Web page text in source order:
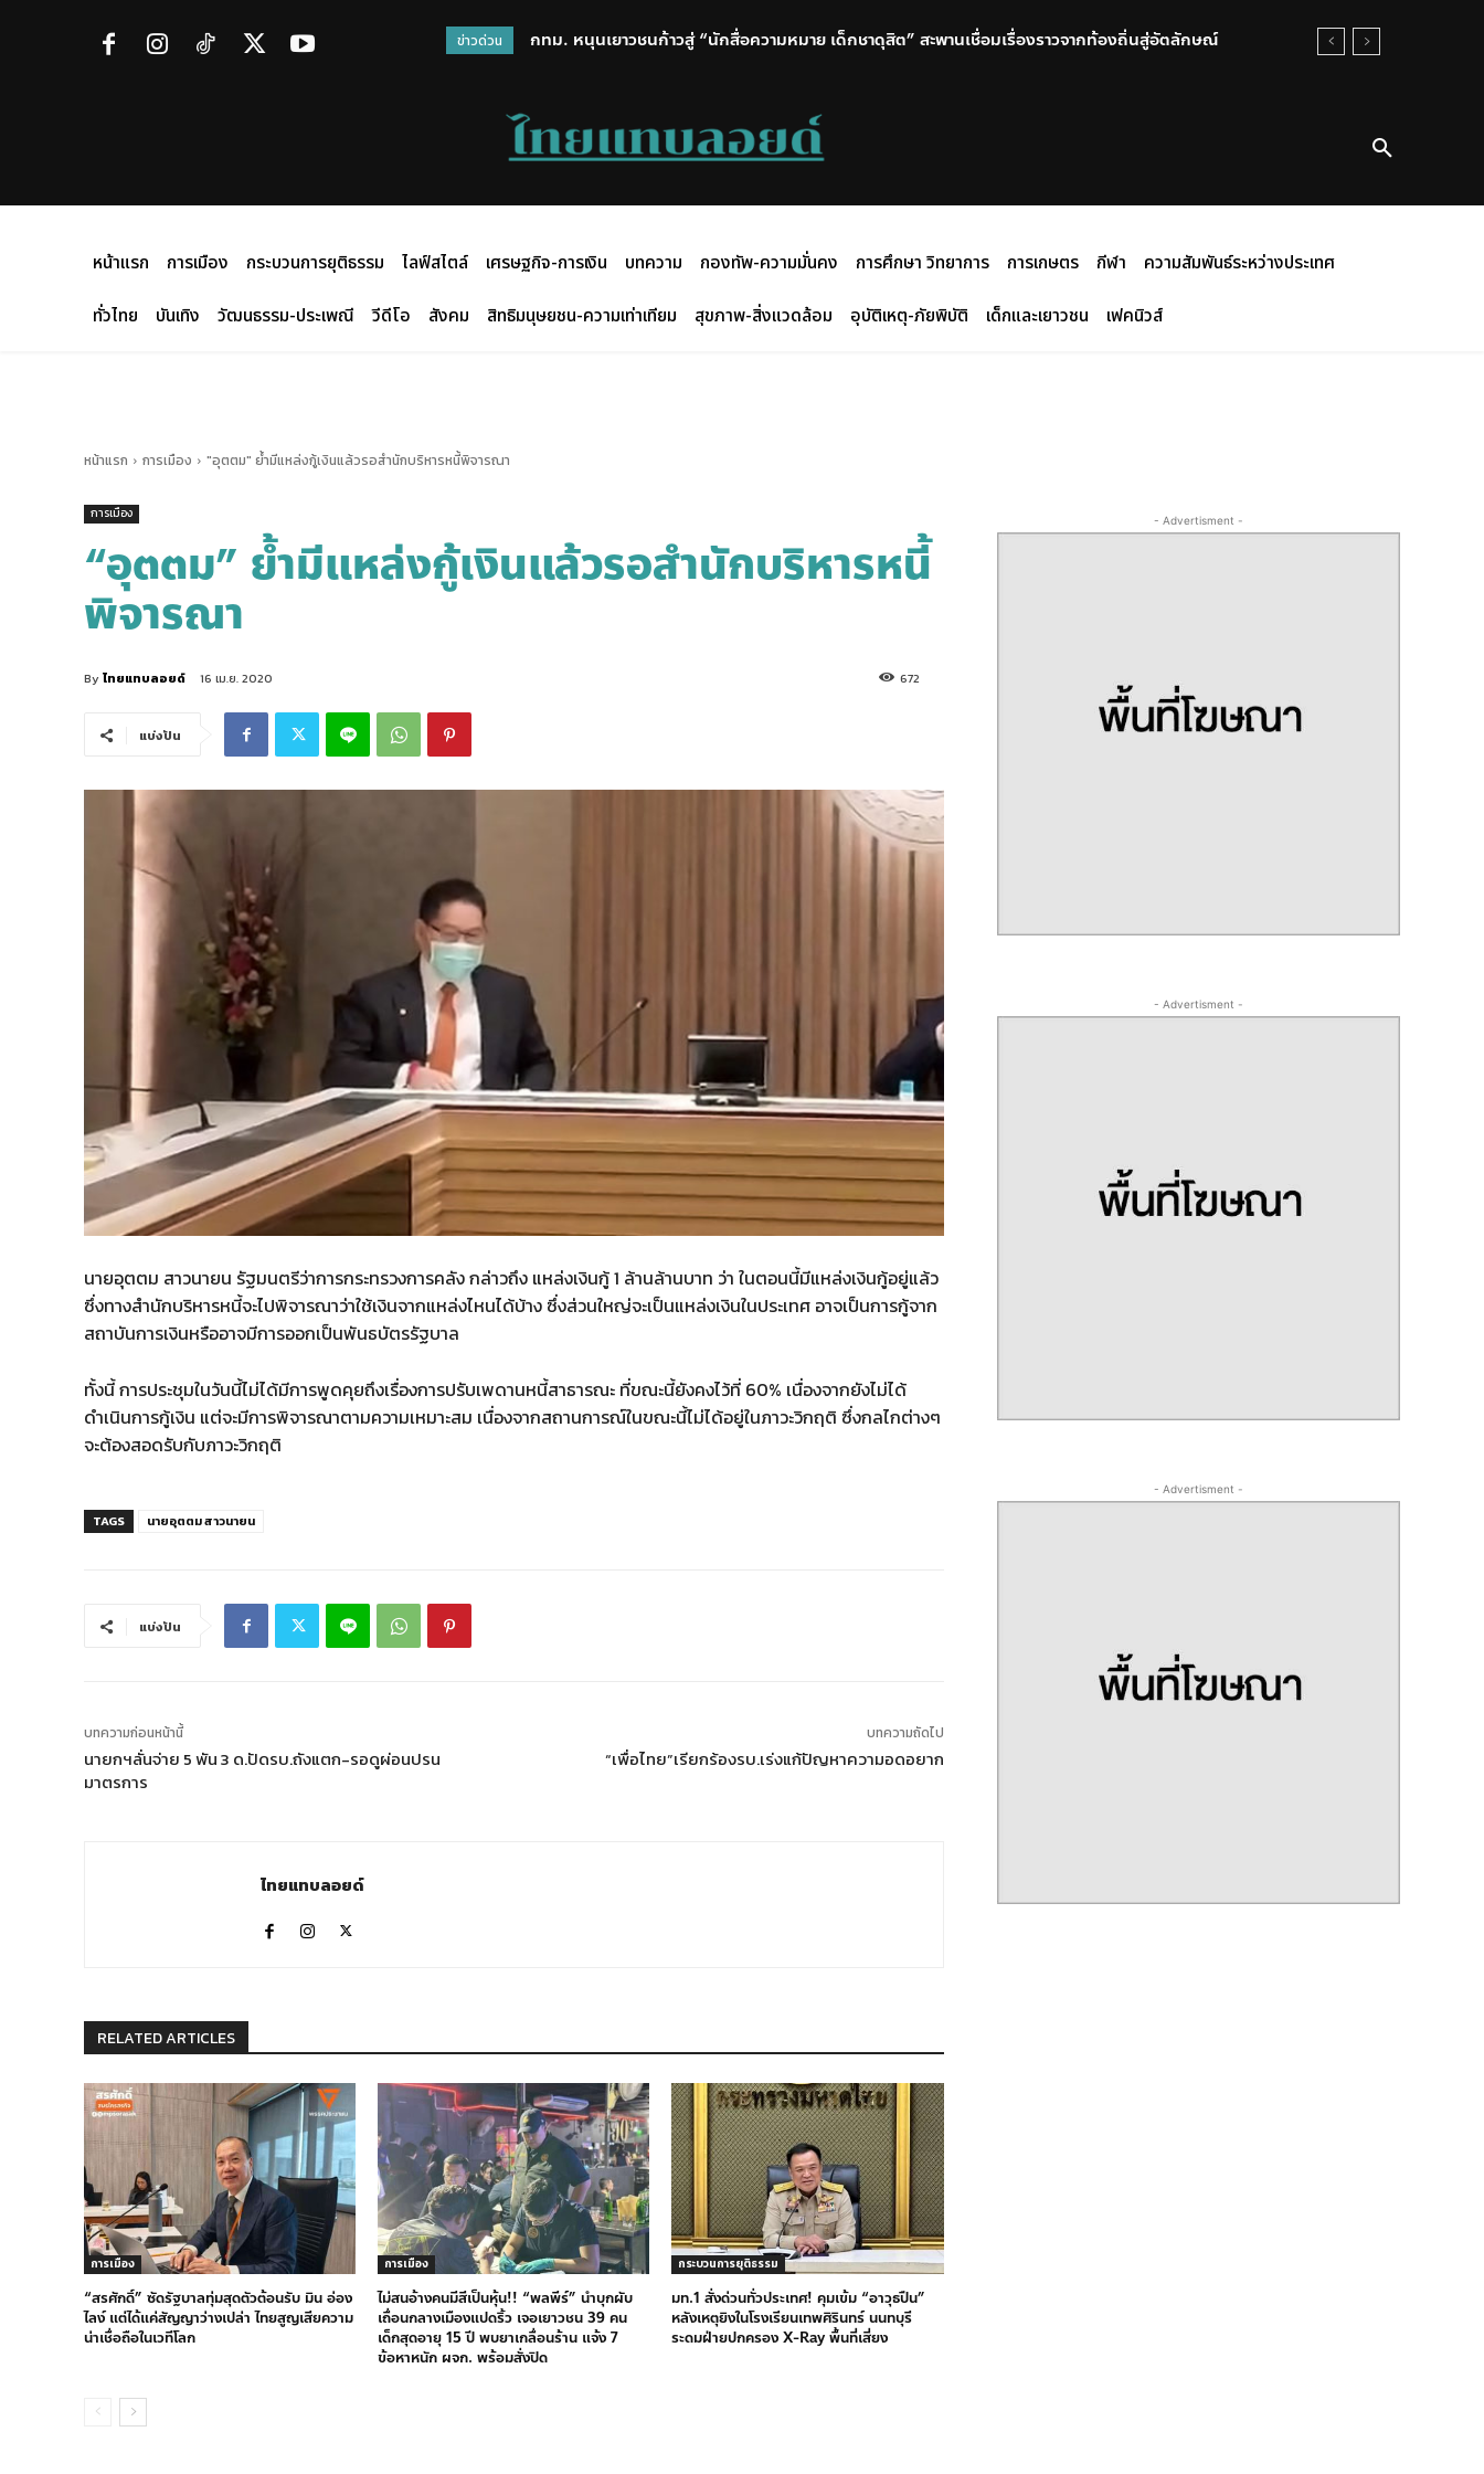
ข่าวด่วน
กทม. หนุนเยาวชนก้าวสู่ “นักสื่อความหมาย เด็กชาดุสิต” สะพานเชื่อมเรื่องราวจากท้องถิ่นสู่อัตลักษณ์
หน้าแรก การเมือง กระบวนการยุติธรรม ไลฟ์สไตล์ เศรษฐกิจ-การเงิน บทความ กองทัพ-ความมั่นคง การศึกษา วิทยาการ การเกษตร กีฬา
ความสัมพันธ์ระหว่างประเทศ
ทั่วไทย
บันเทิง วัฒนธรรม-ประเพณี วีดีโอ สังคม สิทธิมนุษยชน-ความเท่าเทียม สุขภาพ-สิ่งแวดล้อม อุบัติเหตุ-ภัยพิบัติ เด็กและเยาวชน เฟคนิวส์
หน้าแรก การเมือง "อุตตม" ย้ำมีแหล่งกู้เงินแล้วรอสำนักบริหารหนี้พิจารณา
การเมือง
“อุตตม” ย้ำมีแหล่งกู้เงินแล้วรอสำนักบริหารหนี้
พิจารณา
By ไทยแทบลอยด์ 16 เม.ย. 2020 672
แบ่งปัน
นายอุตตม สาวนายน รัฐมนตรีว่าการกระทรวงการคลัง กล่าวถึง แหล่งเงินกู้ 1 ล้านล้านบาท ว่า ในตอนนี้มีแหล่งเงินกู้อยู่แล้ว
ซึ่งทางสำนักบริหารหนี้จะไปพิจารณาว่าใช้เงินจากแหล่งไหนได้บ้าง ซึ่งส่วนใหญ่จะเป็นแหล่งเงินในประเทศ อาจเป็นการกู้จาก
สถาบันการเงินหรืออาจมีการออกเป็นพันธบัตรรัฐบาล
ทั้งนี้ การประชุมในวันนี้ไม่ได้มีการพูดคุยถึงเรื่องการปรับเพดานหนี้สาธารณะ ที่ขณะนี้ยังคงไว้ที่ 60% เนื่องจากยังไม่ได้
ดำเนินการกู้เงิน แต่จะมีการพิจารณาตามความเหมาะสม เนื่องจากสถานการณ์ในขณะนี้ไม่ได้อยู่ในภาวะวิกฤติ ซึ่งกลไกต่างๆ
จะต้องสอดรับกับภาวะวิกฤติ
TAGS นายอุตตม สาวนายน
แบ่งปัน
บทความก่อนหน้านี้
นายกฯลั่นจ่าย 5 พัน 3 ด.ปัดรบ.ถังแตก-รอดูผ่อนปรน
มาตรการ
บทความถัดไป
“เพื่อไทย”เรียกร้องรบ.เร่งแก้ปัญหาความอดอยาก
ไทยแทบลอยด์
RELATED ARTICLES
การเมือง
“สรศักดิ์” ซัดรัฐบาลทุ่มสุดตัวต้อนรับ มิน อ่อง
ไลง์ แต่ได้แค่สัญญาว่างเปล่า ไทยสูญเสียความ
น่าเชื่อถือในเวทีโลก
การเมือง
ไม่สนอ้างคนมีสีเป็นหุ้น!! “พลพีร์” นำบุกผับ
เถื่อนกลางเมืองแปดริ้ว เจอเยาวชน 39 คน
เด็กสุดอายุ 15 ปี พบยาเกลื่อนร้าน แจ้ง 7
ข้อหาหนัก ผจก. พร้อมสั่งปิด
กระบวนการยุติธรรม
มท.1 สั่งด่วนทั่วประเทศ! คุมเข้ม “อาวุธปืน”
หลังเหตุยิงในโรงเรียนเทพศิรินทร์ นนทบุรี
ระดมฝ่ายปกครอง X-Ray พื้นที่เสี่ยง
- Advertisment -
- Advertisment -
- Advertisment -